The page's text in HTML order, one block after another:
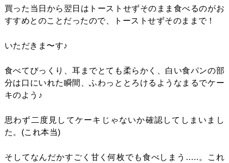
買った当日から翌日はトーストせずそのまま食べるのがお
すすめとのことだったので、トーストせずそのままで！
いただきま〜す♪
食べてびっくり、耳までとても柔らかく、白い食パンの部
分は口にいれた瞬間、ふわっととろけるようなまるでケー
キのよう♪
思わず二度見してケーキじゃないか確認してしまいまし
た。(これ本当)
そしてなんだかすごく甘く何枚でも食べしまう…..。これ